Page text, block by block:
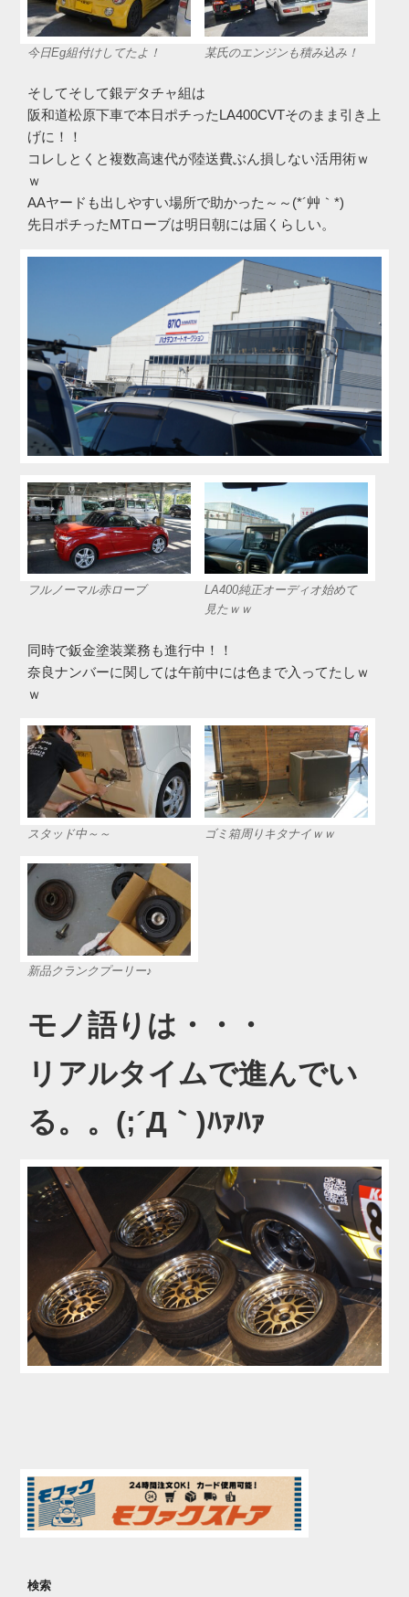
今日Eg組付けしてたよ！ 某氏のエンジンも積み込み！
そしてそして銀デタチャ組は
阪和道松原下車で本日ポチったLA400CVTそのまま引き上
げに！！
コレしとくと複数高速代が陸送費ぶん損しない活用術ｗ
ｗ
AAヤードも出しやすい場所で助かった～～(*´艸｀*)
先日ポチったMTローブは明日朝には届くらしい。
フルノーマル赤ローブ
LA400純正オーディオ始めて
見たｗｗ
同時で鈑金塗装業務も進行中！！
奈良ナンバーに関しては午前中には色まで入ってたしｗ
ｗ
スタッド中～～ ゴミ箱周りキタナイｗｗ
新品クランクプーリー♪
モノ語りは・・・
リアルタイムで進んでい
る。。(;´Д｀)ﾊｧﾊｧ
検索